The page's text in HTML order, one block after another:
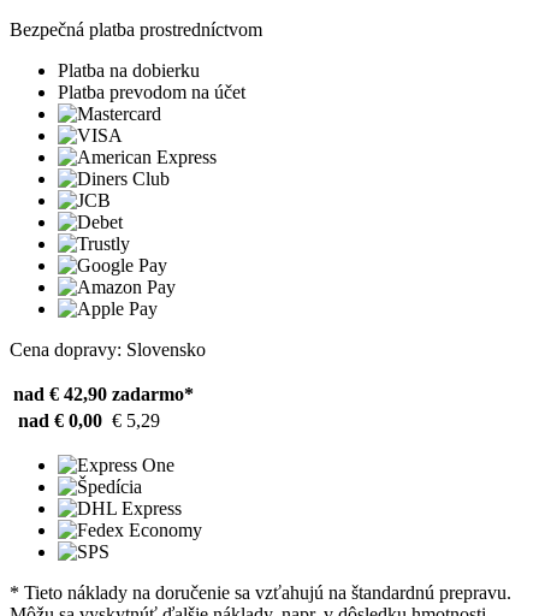
Bezpečná platba prostredníctvom
Platba na dobierku
Platba prevodom na účet
Cena dopravy: Slovensko
nad € 42,90 zadarmo*
nad € 0,00 € 5,29
* Tieto náklady na doručenie sa vzťahujú na štandardnú prepravu.